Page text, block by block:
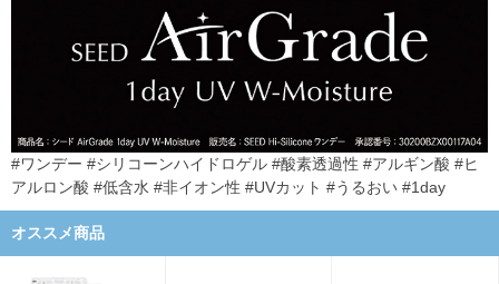
#ワンデー #シリコーンハイドロゲル #酸素透過性 #アルギン酸 #ヒ
アルロン酸 #低含水 #非イオン性 #UVカット #うるおい #1day
オススメ商品